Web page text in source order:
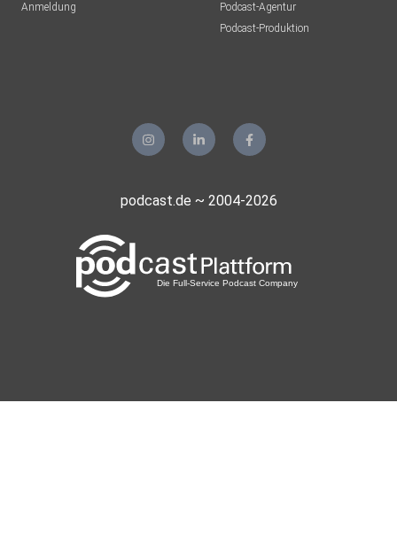
Anmeldung
Podcast-Agentur
Podcast-Produktion
podcast.de ~ 2004-2026